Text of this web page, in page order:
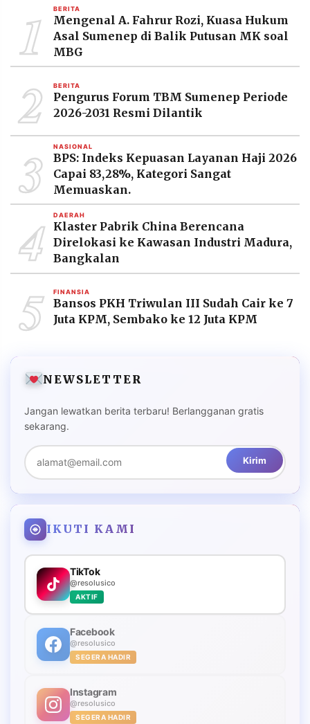
Resolusi.co
-
PT.
RESOLUSI
MEDIA
PRAMUDITA
1 BERITA
Mengenal A. Fahrur Rozi, Kuasa Hukum
Asal Sumenep di Balik Putusan MK soal
MBG
2 BERITA
Pengurus Forum TBM Sumenep Periode
2026-2031 Resmi Dilantik
3 NASIONAL
BPS: Indeks Kepuasan Layanan Haji 2026
Capai 83,28%, Kategori Sangat
Memuaskan.
4 DAERAH
Klaster Pabrik China Berencana
Direlokasi ke Kawasan Industri Madura,
Bangkalan
5 FINANSIA
Bansos PKH Triwulan III Sudah Cair ke 7
Juta KPM, Sembako ke 12 Juta KPM
NEWSLETTER
Jangan lewatkan berita terbaru! Berlangganan gratis
sekarang.
Kirim
IKUTI KAMI
TikTok
@resolusico
AKTIF
Facebook
@resolusico
SEGERA HADIR
Instagram
@resolusico
SEGERA HADIR